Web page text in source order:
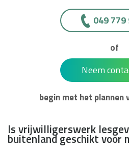
049 779
of
Neem
begin met het plannen
Is vrijwilligerswerk
buitenland geschikt voor